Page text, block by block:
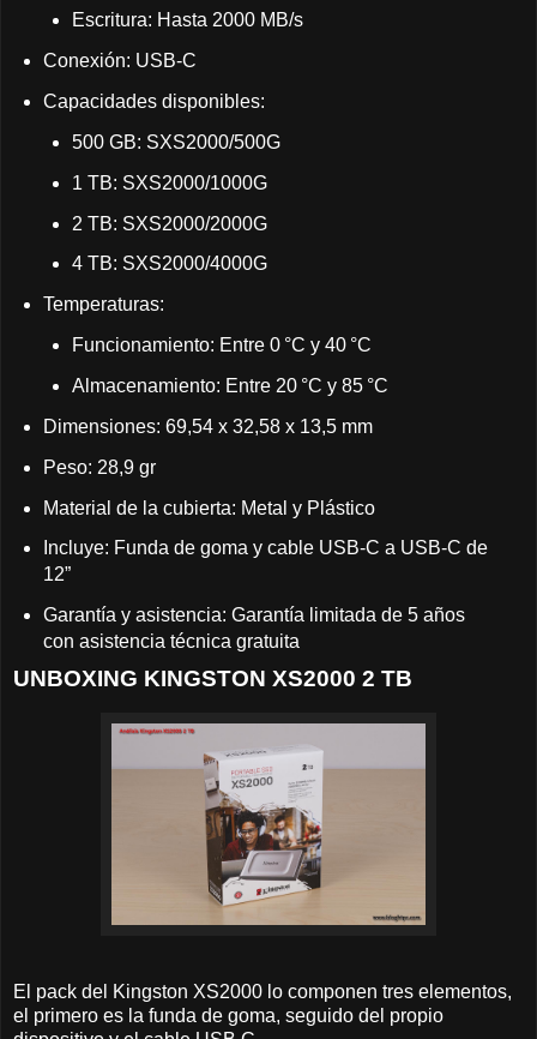
Escritura: Hasta 2000 MB/s
Conexión: USB-C
Capacidades disponibles:
500 GB: SXS2000/500G
1 TB: SXS2000/1000G
2 TB: SXS2000/2000G
4 TB: SXS2000/4000G
Temperaturas:
Funcionamiento: Entre 0 °C y 40 °C
Almacenamiento: Entre 20 °C y 85 °C
Dimensiones: 69,54 x 32,58 x 13,5 mm
Peso: 28,9 gr
Material de la cubierta: Metal y Plástico
Incluye: Funda de goma y cable USB-C a USB-C de
12”
Garantía y asistencia: Garantía limitada de 5 años
con asistencia técnica gratuita
UNBOXING KINGSTON XS2000 2 TB
El pack del Kingston XS2000 lo componen tres elementos,
el primero es la funda de goma, seguido del propio